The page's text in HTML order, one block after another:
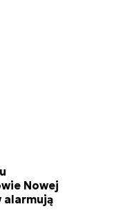
Nowej
alarmują